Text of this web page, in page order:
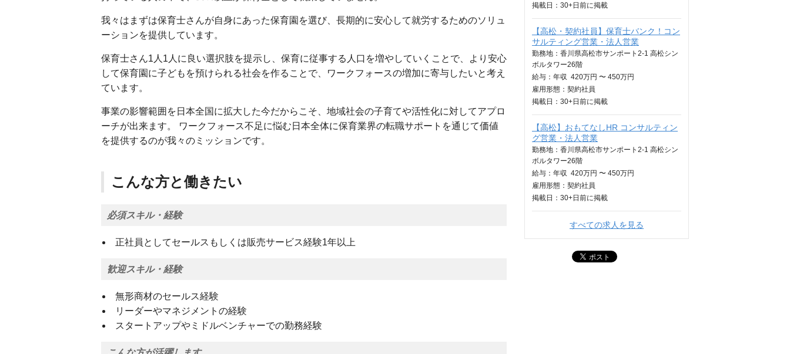
我々はまずは保育士さんが自身にあった保育園を選び、長期的に安心して就労するためのソリュ
ーションを提供しています。
保育士さん1人1人に良い選択肢を提示し、保育に従事する人口を増やしていくことで、より安心
して保育園に子どもを預けられる社会を作ることで、ワークフォースの増加に寄与したいと考え
ています。
事業の影響範囲を日本全国に拡大した今だからこそ、地域社会の子育てや活性化に対してアプロ
ーチが出来ます。 ワークフォース不足に悩む日本全体に保育業界の転職サポートを通じて価値
を提供するのが我々のミッションです。
こんな方と働きたい
必須スキル・経験
正社員としてセールスもしくは販売サービス経験1年以上
歓迎スキル・経験
無形商材のセールス経験
リーダーやマネジメントの経験
スタートアップやミドルベンチャーでの勤務経験
掲載日： 30+日 前に掲載
【高松・契約社員】保育士バンク！コン
サルティング営業・法人営業
勤務地：香川県高松市サンポート2-1 高松シン
ボルタワー26階
給与： 年収 420万円 〜 450万円
雇用形態：契約社員
掲載日： 30+日 前に掲載
【高松】おもてなしHR コンサルティン
グ営業・法人営業
勤務地：香川県高松市サンポート2-1 高松シン
ボルタワー26階
給与： 年収 420万円 〜 450万円
雇用形態：契約社員
掲載日： 30+日 前に掲載
すべての求人を見る